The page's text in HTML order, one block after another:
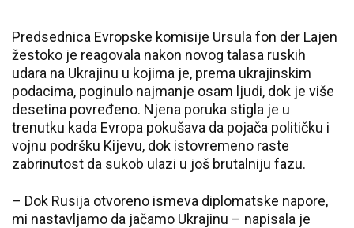
Predsednica Evropske komisije Ursula fon der Lajen
žestoko je reagovala nakon novog talasa ruskih
udara na Ukrajinu u kojima je, prema ukrajinskim
podacima, poginulo najmanje osam ljudi, dok je više
desetina povređeno. Njena poruka stigla je u
trenutku kada Evropa pokušava da pojača političku i
vojnu podršku Kijevu, dok istovremeno raste
zabrinutost da sukob ulazi u još brutalniju fazu.
– Dok Rusija otvoreno ismeva diplomatske napore,
mi nastavljamo da jačamo Ukrajinu – napisala je